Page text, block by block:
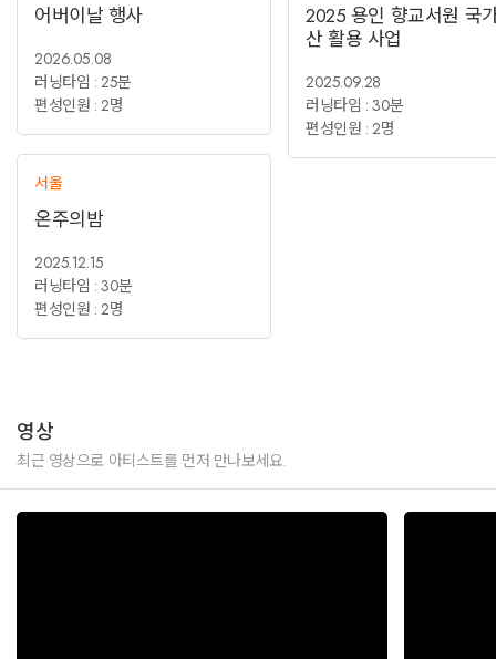
어버이날 행사
2026.05.08
러닝타임 : 25분
편성인원 : 2명
서울
온주의밤
2025.12.15
러닝타임 : 30분
편성인원 : 2명
2025 용인 향교서원 국
산 활용 사업
2025.09.28
러닝타임 : 30분
편성인원 : 2명
영상
최근 영상으로 아티스트를 먼저 만나보세요.